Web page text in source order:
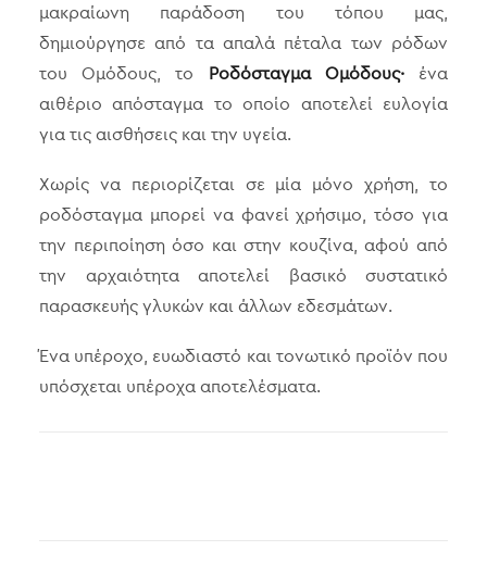
μακραίωνη παράδοση του τόπου μας,
δημιούργησε από τα απαλά πέταλα των ρόδων
του Ομόδους, το Ροδόσταγμα Ομόδους· ένα
αιθέριο απόσταγμα το οποίο αποτελεί ευλογία
για τις αισθήσεις και την υγεία.
Χωρίς να περιορίζεται σε μία μόνο χρήση, το
ροδόσταγμα μπορεί να φανεί χρήσιμο, τόσο για
την περιποίηση όσο και στην κουζίνα, αφού από
την αρχαιότητα αποτελεί βασικό συστατικό
παρασκευής γλυκών και άλλων εδεσμάτων.
Ένα υπέροχο, ευωδιαστό και τονωτικό προϊόν που
υπόσχεται υπέροχα αποτελέσματα.